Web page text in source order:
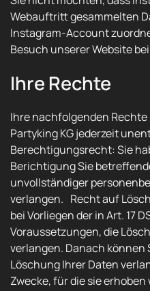
Webauftritt gesammelten
Instagram-Account
Besuch unserer Website
Ihre Rechte
Ihre nachfolgenden
Partyking KG jederzeit
Berechtigungsrecht: Sie
Berichtigung Sie
unvollständiger
verlangen. Recht auf
bei Vorliegen der in Art. 17
Voraussetzungen, die
verlangen. Danach können
Löschung Ihrer Daten
Zwecke, für die sie